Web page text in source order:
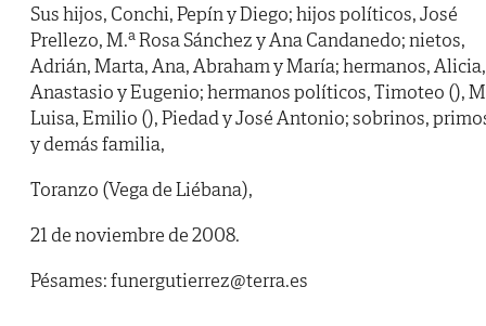
Sus hijos, Conchi, Pepín y Diego; hijos políticos, José
Prellezo, M.ª Rosa Sánchez y Ana Candanedo; nietos,
Adrián, Marta, Ana, Abraham y María; hermanos, Alicia,
Anastasio y Eugenio; hermanos políticos, Timoteo (),
Luisa, Emilio (), Piedad y José Antonio; sobrinos,
y demás familia,
Toranzo (Vega de Liébana),
21 de noviembre de 2008.
Pésames: funergutierrez@terra.es